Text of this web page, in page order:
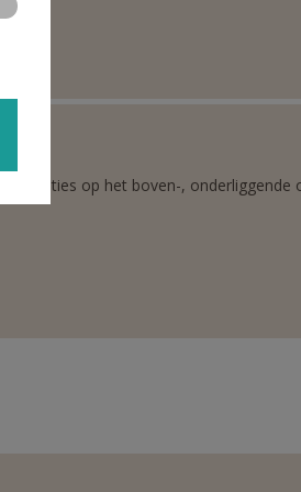
op het boven-, onderliggende